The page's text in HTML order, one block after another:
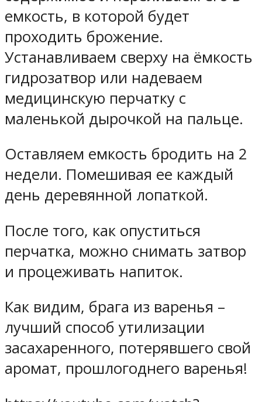
емкость, в которой будет
проходить брожение.
Устанавливаем сверху на ёмкость
гидрозатвор или надеваем
медицинскую перчатку с
маленькой дырочкой на пальце.
Оставляем емкость бродить на 2
недели. Помешивая ее каждый
день деревянной лопаткой.
После того, как опуститься
перчатка, можно снимать затвор
и процеживать напиток.
Как видим, брага из варенья –
лучший способ утилизации
засахаренного, потерявшего свой
аромат, прошлогоднего варенья!